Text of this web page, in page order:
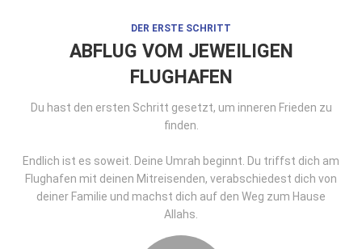
DER ERSTE SCHRITT
ABFLUG VOM JEWEILIGEN
FLUGHAFEN
Du hast den ersten Schritt gesetzt, um inneren Frieden zu
finden.
Endlich ist es soweit. Deine Umrah beginnt. Du triffst dich am
Flughafen mit deinen Mitreisenden, verabschiedest dich von
deiner Familie und machst dich auf den Weg zum Hause
Allahs.